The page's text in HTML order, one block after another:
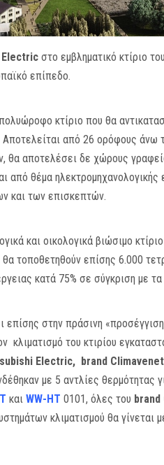
Electric στο εμβληματικό κτίριο
επίπεδο.
κτίριο που θα
από 26 ορόφους άνω
θα αποτελέσει δε χώρους
από θέμα ηλεκτρομηχανολογικής
και των επισκεπτών.
και οικολογικά βιώσιμο
θα τοποθετηθούν επίσης 6.000
κατά 75% σε σύγκριση με
επίσης στην πράσινη
του κτιρίου
Electric, brand
με 5 αντλίες
και WW-HT 0101, όλες του
κλιματισμού θα